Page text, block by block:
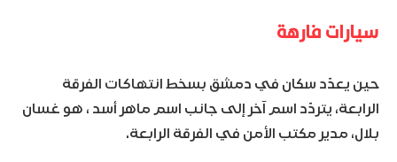
سيارات فارهة
حين يعدّد سكان في دمشق بسخط انتهاكات الفرقة
الرابعة، يتردّد اسم آخر إلى جانب اسم ماهر أسد ، هو غسان
بلال، مدير مكتب الأمن في الفرقة الرابعة.